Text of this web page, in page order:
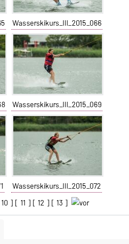
Wasserskikurs_III_2015_066
Wasserskikurs_III_2015_069
Wasserskikurs_III_2015_072
10 ] [ 11 ] [ 12 ] [ 13 ]